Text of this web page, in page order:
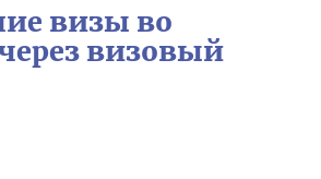
визы во
визовый